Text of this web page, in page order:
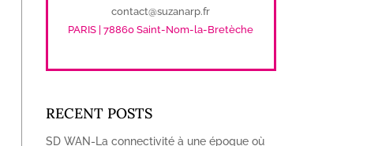
contact@suzanarp.fr
PARIS | 78860 Saint-Nom-la-Bretèche
RECENT POSTS
SD WAN-La connectivité à une époque où